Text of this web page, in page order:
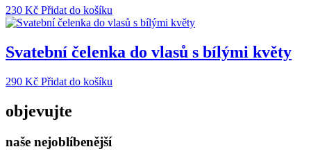
230 Kč Přidat do košíku
Svatební čelenka do vlasů s bílými květy
290 Kč Přidat do košíku
objevujte
naše nejoblíbenější